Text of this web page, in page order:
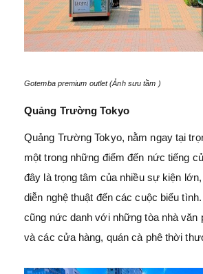
Gotemba premium outlet (Ảnh sưu tầm )
Quảng Trường Tokyo
Quảng Trường Tokyo, nằm ngay tại
một trong những điểm đến nức tiếng
đây là trọng tâm của nhiều sự kiện
diễn nghệ thuật đến các cuộc biểu
cũng nức danh với những tòa nhà văn
và các cửa hàng, quán cà phê thời